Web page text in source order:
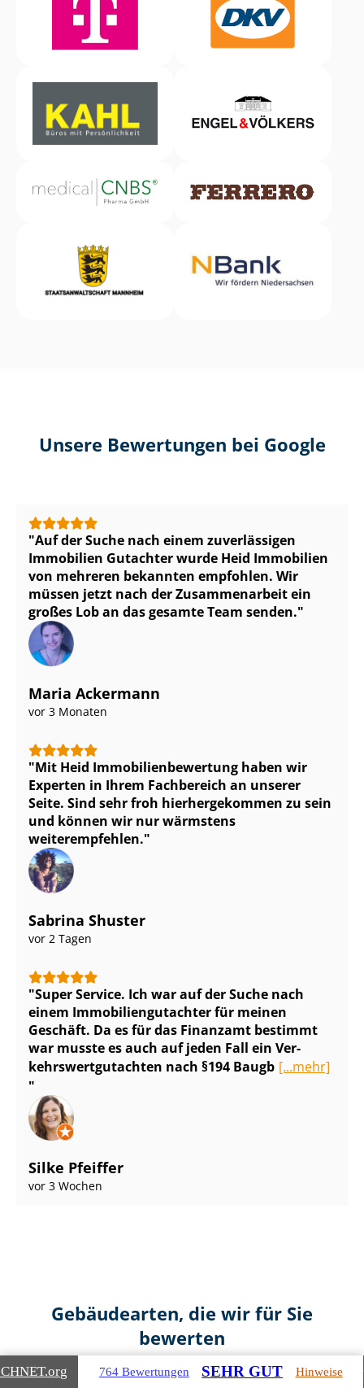
Unsere Bewertungen bei Google
Auf der Suche nach einem zuverlässigen
Immobilien Gutachter wurde Heid Immobilien
von mehreren bekannten empfohlen. Wir
müssen jetzt nach der Zusammenarbeit ein
großes Lob an das gesamte Team senden.
Maria Ackermann
vor 3 Monaten
Mit Heid Im­mo­bi­li­en­be­wer­tung haben wir
Experten in Ihrem Fachbereich an unserer
Seite. Sind sehr froh hierhergekommen zu sein
und können wir nur wärmstens
weiterempfehlen.
Sabrina Shuster
vor 2 Tagen
Super Service. Ich war auf der Suche nach
einem Im­mo­bi­li­en­gut­ach­ter für meinen
Geschäft. Da es für das Finanzamt bestimmt
war musste es auch auf jeden Fall ein Ver­
kehrs­wert­gut­ach­ten nach §194 Baugb [...mehr]
Silke Pfeiffer
vor 3 Wochen
Gebäudearten, die wir für Sie
bewerten
.org 764 Bewertungen SEHR GUT Hinweise